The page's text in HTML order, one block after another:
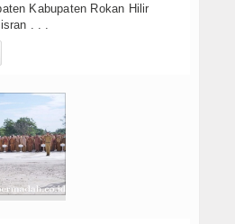
Kabupaten Rokan Hilir
. . .